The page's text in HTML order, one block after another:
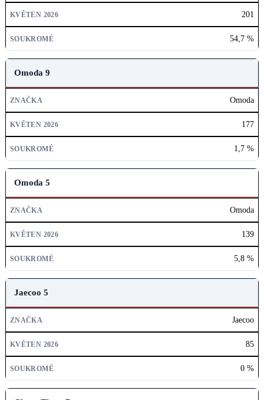
201
54,7 %
Omoda 9
Omoda
177
1,7 %
Omoda 5
Omoda
139
5,8 %
Jaecoo 5
Jaecoo
85
0 %